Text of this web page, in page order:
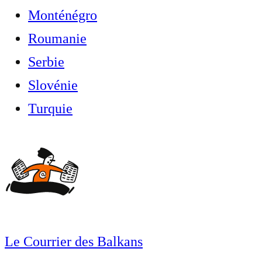
Monténégro
Roumanie
Serbie
Slovénie
Turquie
Le Courrier des Balkans